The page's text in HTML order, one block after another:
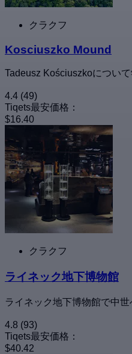
クラクフ
Kosciuszko Mound
Tadeusz Kościuszkoについ
4.4 (49)
Tiqets最安価格：
$16.40
クラクフ
ライネック地下博物館
ライネック地下博物館で中
4.8 (93)
Tiqets最安価格：
$40.42